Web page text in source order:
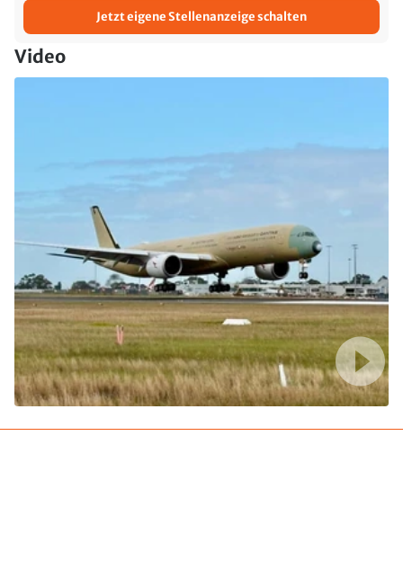
Jetzt eigene Stellenanzeige schalten
Video